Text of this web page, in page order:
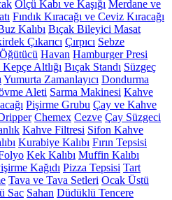
Ölçü Kabı ve Kaşığı Merdane ve
Fındık Kıracağı ve Ceviz Kıracağı
Kalıbı Bıçak Bileyici Masat
Çıkarıcı Çırpıcı Sebze
Havan Hamburger Presi
Altlığı Bıçak Standı Süzgeç
Yumurta Zamanlayıcı Dondurma
Aleti Sarma Makinesi Kahve
Pişirme Grubu Çay ve Kahve
Chemex Cezve Çay Süzgeci
Kahve Filtresi Sifon Kahve
Kurabiye Kalıbı Fırın Tepsisi
Kek Kalıbı Muffin Kalıbı
Kağıdı Pizza Tepsisi Tart
Tava ve Tava Setleri Ocak Üstü
Sac Sahan Düdüklü Tencere